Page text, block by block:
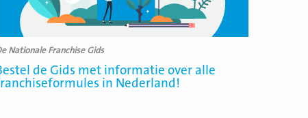
Nationale Franchise Gids
de Gids met informatie over alle
in Nederland!